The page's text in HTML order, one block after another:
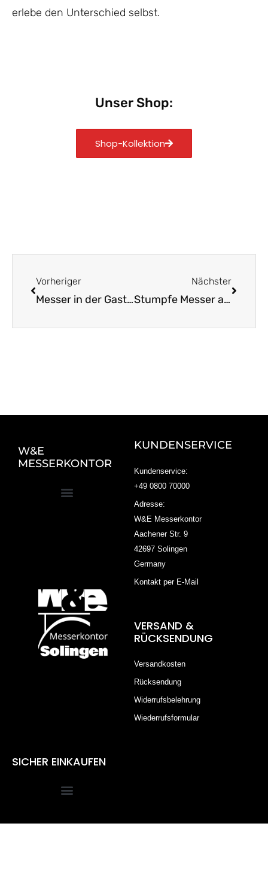
erlebe den Unterschied selbst.
Unser Shop:
Shop-Kollektion
Vorheriger
Messer in der Gastro: Hygiene zuerst, Stahl vs. Keramik
Nächster
Stumpfe Messer adé So erkennst und schärfst du sie
W&E
MESSERKONTOR
KUNDENSERVICE
Kundenservice:
+49 0800 70000
Adresse:
W&E Messerkontor
Aachener Str. 9
42697 Solingen
Germany
Kontakt per E-Mail
VERSAND &
RÜCKSENDUNG
Versandkosten
Rücksendung
Widerrufsbelehrung
Wiederrufsformular
SICHER EINKAUFEN